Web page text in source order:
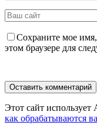
Сохраните мое
этом браузере для
Этот сайт
как обрабатываются